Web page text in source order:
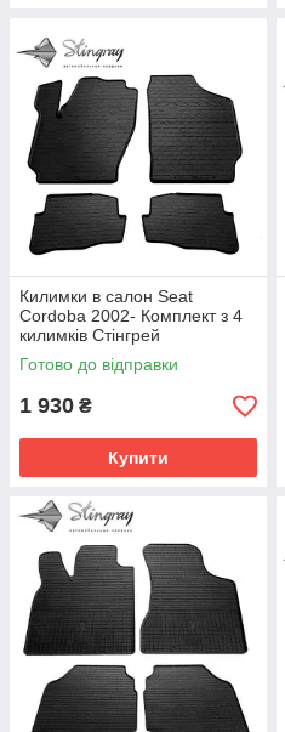
Килимки в салон Seat
Cordoba 2002- Комплект з 4
килимків Стінгрей
Готово до відправки
1 930 ₴
Купити